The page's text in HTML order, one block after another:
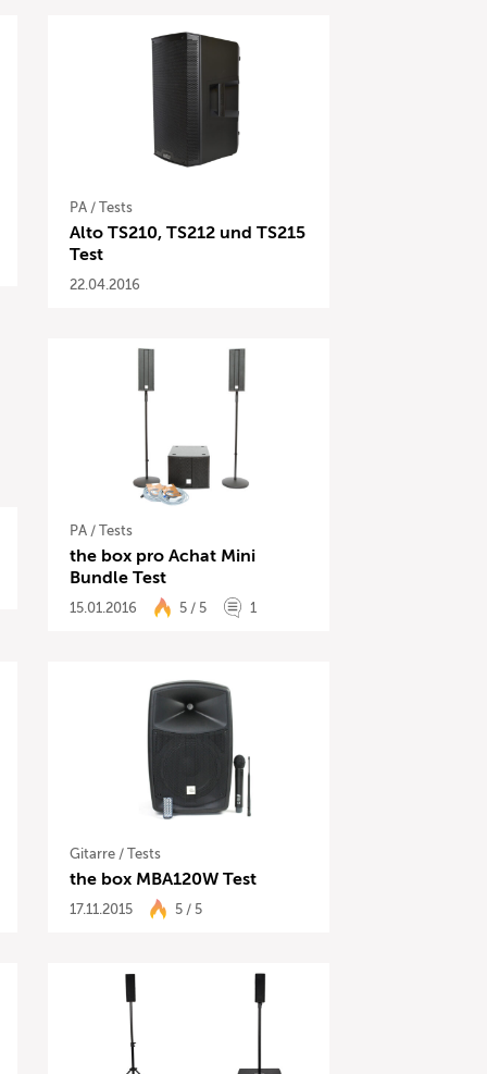
PA /Tests
Alto TS210, TS212 und TS215
Test
22.04.2016
PA /Tests
the box pro Achat Mini
Bundle Test
15.01.2016 5 / 5 1
Gitarre /Tests
the box MBA120W Test
17.11.2015 5 / 5